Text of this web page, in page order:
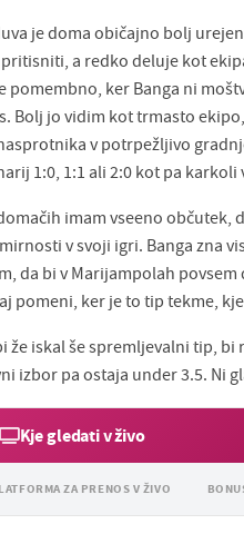
je doma običajno bolj
a redko deluje kot
pomembno, ker Banga ni
Bolj jo vidim kot trmasto
v potrpežljivo
1:0, 1:1 ali 2:0 kot pa
imam vseeno občutek,
v svoji igri. Banga zna
da bi v Marijampolah
pomeni, ker je to tip tekme,
že iskal še spremljevalni tip,
izbor pa ostaja under 3.5. Ni
Kje gledati v živo
ZA PRENOS V ŽIVO